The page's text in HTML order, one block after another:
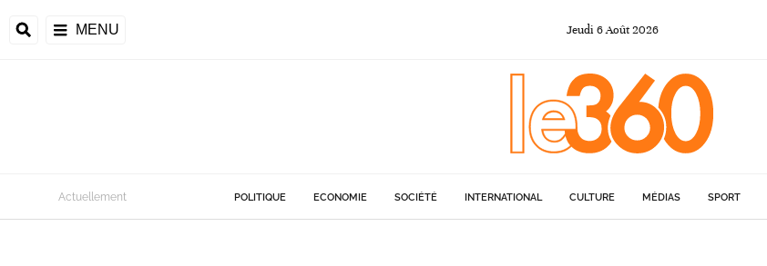
MENU Jeudi 6Août 2026
Actuellement POLITIQUE ECONOMIE SOCIÉTÉ INTERNATIONAL CULTURE MÉDIAS SPORT